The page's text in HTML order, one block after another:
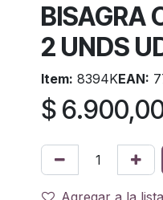
BISAGRA
2 UNDS
Item: 8394KEAN:
$
Agregar a la